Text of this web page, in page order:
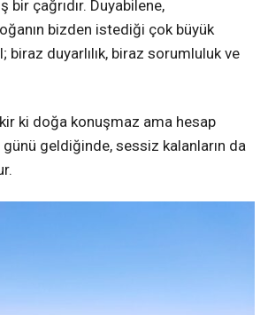
bir çağrıdır. Duyabilene,
bizden istediği çok büyük
biraz duyarlılık, biraz sorumluluk ve
ki doğa konuşmaz ama hesap
geldiğinde, sessiz kalanların da